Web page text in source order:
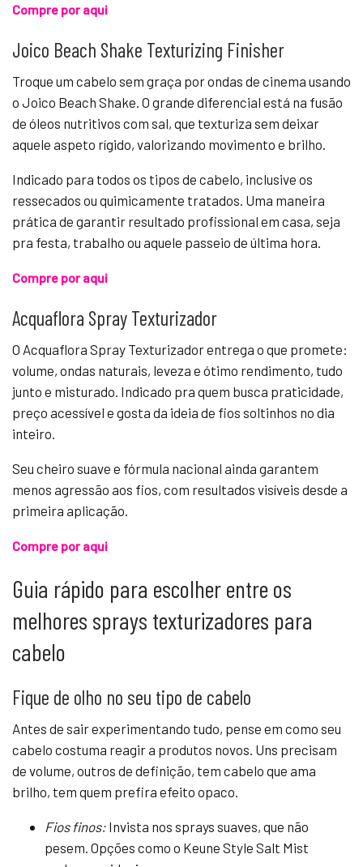
Compre por aqui
Joico Beach Shake Texturizing Finisher
Troque um cabelo sem graça por ondas de cinema usando
o Joico Beach Shake. O grande diferencial está na fusão
de óleos nutritivos com sal, que texturiza sem deixar
aquele aspeto rígido, valorizando movimento e brilho.
Indicado para todos os tipos de cabelo, inclusive os
ressecados ou quimicamente tratados. Uma maneira
prática de garantir resultado profissional em casa, seja
pra festa, trabalho ou aquele passeio de última hora.
Compre por aqui
Acquaflora Spray Texturizador
O Acquaflora Spray Texturizador entrega o que promete:
volume, ondas naturais, leveza e ótimo rendimento, tudo
junto e misturado. Indicado pra quem busca praticidade,
preço acessível e gosta da ideia de fios soltinhos no dia
inteiro.
Seu cheiro suave e fórmula nacional ainda garantem
menos agressão aos fios, com resultados visíveis desde a
primeira aplicação.
Compre por aqui
Guia rápido para escolher entre os
melhores sprays texturizadores para
cabelo
Fique de olho no seu tipo de cabelo
Antes de sair experimentando tudo, pense em como seu
cabelo costuma reagir a produtos novos. Uns precisam
de volume, outros de definição, tem cabelo que ama
brilho, tem quem prefira efeito opaco.
Fios finos: Invista nos sprays suaves, que não
pesem. Opções como o Keune Style Salt Mist